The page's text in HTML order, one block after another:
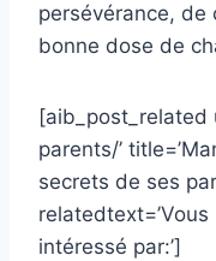
persévérance, de
bonne dose de
[aib_post_related
parents/’
secrets de ses
intéressé par:’]